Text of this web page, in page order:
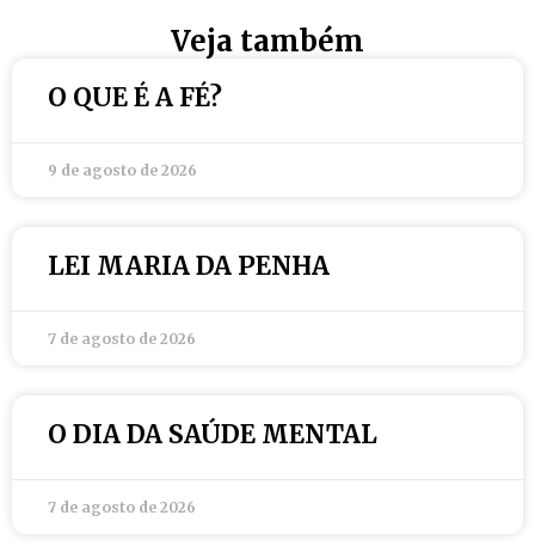
Veja também
O QUE É A FÉ?
9 de agosto de 2026
LEI MARIA DA PENHA
7 de agosto de 2026
O DIA DA SAÚDE MENTAL
7 de agosto de 2026